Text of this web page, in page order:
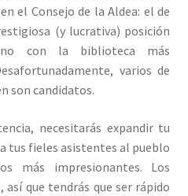
el Consejo de la Aldea: el de
(y lucrativa) posición
con la biblioteca más
varios de
son candidatos.
necesitarás expandir tu
tus fieles asistentes al pueblo
más impresionantes. Los
así que tendrás que ser rápido